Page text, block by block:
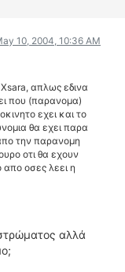
10, 2004, 10:36 AM
απλως εδινα
που (παρανομα)
εχει και το
θα εχει παρα
την παρανομη
οτι θα εχουν
οσες λεει η
αλλά